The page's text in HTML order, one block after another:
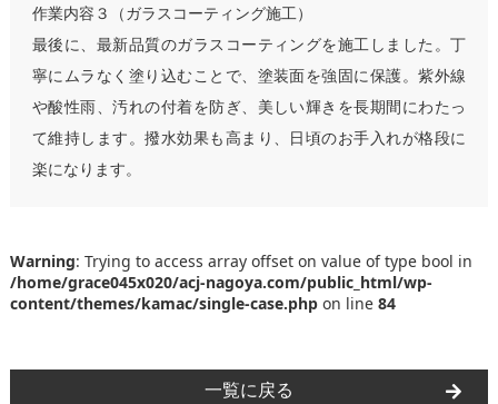
作業内容３（ガラスコーティング施工）
最後に、最新品質のガラスコーティングを施工しました。丁
寧にムラなく塗り込むことで、塗装面を強固に保護。紫外線
や酸性雨、汚れの付着を防ぎ、美しい輝きを長期間にわたっ
て維持します。撥水効果も高まり、日頃のお手入れが格段に
楽になります。
Warning: Trying to access array offset on value of type bool in
/home/grace045x020/acj-nagoya.com/public_html/wp-
content/themes/kamac/single-case.phpon line 84
一覧に戻る